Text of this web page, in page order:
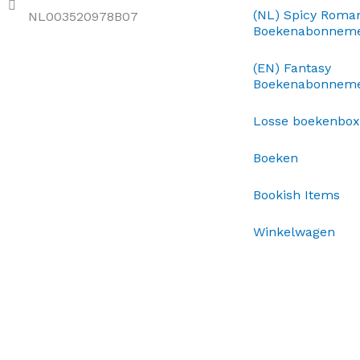
NL003520978B07
(NL) Spicy
(EN) Fantasy
Losse
Boeken
Bookish Items
Winkelwagen